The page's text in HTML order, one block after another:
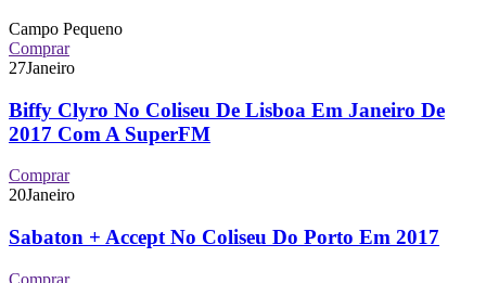
Campo Pequeno
Comprar
27Janeiro
Biffy Clyro No Coliseu De Lisboa Em Janeiro De
2017 Com A SuperFM
Comprar
20Janeiro
Sabaton + Accept No Coliseu Do Porto Em 2017
Comprar